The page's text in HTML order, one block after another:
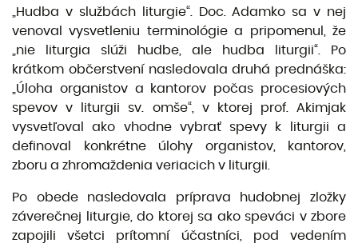
„Hudba v službách liturgie“. Doc. Adamko sa v nej
venoval vysvetleniu terminológie a pripomenul, že
„nie liturgia slúži hudbe, ale hudba liturgii“.
Po
krátkom občerstvení nasledovala druhá prednáška:
„Úloha organistov a kantorov počas procesiových
spevov v liturgii sv. omše“, v ktorej prof. Akimjak
vysvetľoval ako vhodne vybrať spevy k liturgii a
definoval konkrétne úlohy organistov, kantorov,
zboru a zhromaždenia veriacich v liturgii.
Po obede nasledovala príprava hudobnej zložky
záverečnej liturgie, do ktorej sa ako speváci v zbore
zapojili všetci prítomní účastníci, pod vedením